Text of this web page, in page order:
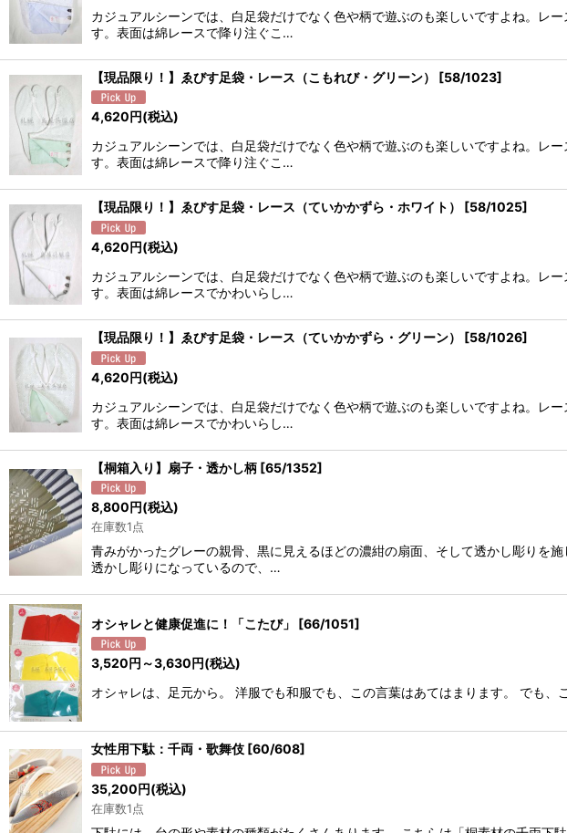
カジュアルシーンでは、白足袋だけでなく色や柄で遊ぶのも楽しいですよね。レ
す。表面は綿レースで降り注ぐこ…
【現品限り！】ゑびす足袋・レース（こもれび・グリーン） [58/1023]
4,620円(税込)
カジュアルシーンでは、白足袋だけでなく色や柄で遊ぶのも楽しいですよね。レ
す。表面は綿レースで降り注ぐこ…
【現品限り！】ゑびす足袋・レース（ていかかずら・ホワイト） [58/1025]
4,620円(税込)
カジュアルシーンでは、白足袋だけでなく色や柄で遊ぶのも楽しいですよね。レ
す。表面は綿レースでかわいらし…
【現品限り！】ゑびす足袋・レース（ていかかずら・グリーン） [58/1026]
4,620円(税込)
カジュアルシーンでは、白足袋だけでなく色や柄で遊ぶのも楽しいですよね。レ
す。表面は綿レースでかわいらし…
【桐箱入り】扇子・透かし柄 [65/1352]
8,800円(税込)
在庫数1点
青みがかったグレーの親骨、黒に見えるほどの濃紺の扇面、そして透かし彫りを
透かし彫りになっているので、…
オシャレと健康促進に！「こたび」 [66/1051]
3,520 円 ～3,630 円(税込)
オシャレは、足元から。 洋服でも和服でも、この言葉はあてはまります。 でも
女性用下駄：千両・歌舞伎 [60/608]
35,200円(税込)
在庫数1点